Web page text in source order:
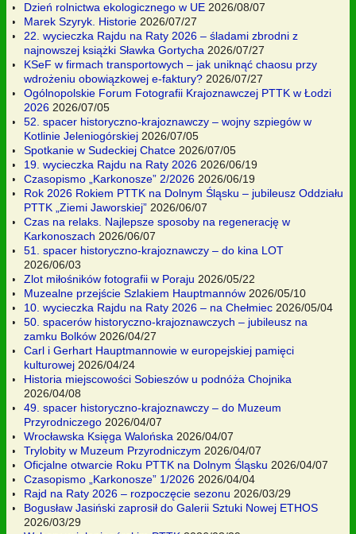
Dzień rolnictwa ekologicznego w UE 2026/08/07
Marek Szyryk. Historie 2026/07/27
22. wycieczka Rajdu na Raty 2026 – śladami zbrodni z
najnowszej książki Sławka Gortycha 2026/07/27
KSeF w firmach transportowych – jak uniknąć chaosu przy
wdrożeniu obowiązkowej e-faktury? 2026/07/27
Ogólnopolskie Forum Fotografii Krajoznawczej PTTK w Łodzi
2026 2026/07/05
52. spacer historyczno-krajoznawczy – wojny szpiegów w
Kotlinie Jeleniogórskiej 2026/07/05
Spotkanie w Sudeckiej Chatce 2026/07/05
19. wycieczka Rajdu na Raty 2026 2026/06/19
Czasopismo „Karkonosze” 2/2026 2026/06/19
Rok 2026 Rokiem PTTK na Dolnym Śląsku – jubileusz Oddziału
PTTK „Ziemi Jaworskiej” 2026/06/07
Czas na relaks. Najlepsze sposoby na regenerację w
Karkonoszach 2026/06/07
51. spacer historyczno-krajoznawczy – do kina LOT
2026/06/03
Zlot miłośników fotografii w Poraju 2026/05/22
Muzealne przejście Szlakiem Hauptmannów 2026/05/10
10. wycieczka Rajdu na Raty 2026 – na Chełmiec 2026/05/04
50. spacerów historyczno-krajoznawczych – jubileusz na
zamku Bolków 2026/04/27
Carl i Gerhart Hauptmannowie w europejskiej pamięci
kulturowej 2026/04/24
Historia miejscowości Sobieszów u podnóża Chojnika
2026/04/08
49. spacer historyczno-krajoznawczy – do Muzeum
Przyrodniczego 2026/04/07
Wrocławska Księga Walońska 2026/04/07
Trylobity w Muzeum Przyrodniczym 2026/04/07
Oficjalne otwarcie Roku PTTK na Dolnym Śląsku 2026/04/07
Czasopismo „Karkonosze” 1/2026 2026/04/04
Rajd na Raty 2026 – rozpoczęcie sezonu 2026/03/29
Bogusław Jasiński zaprosił do Galerii Sztuki Nowej ETHOS
2026/03/29